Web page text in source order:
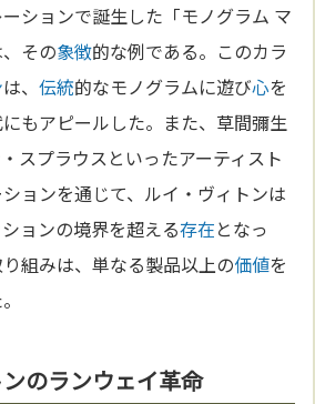
ションで誕生した「モノグラム マ
その象徴的な例である。このカラ
は、伝統的なモノグラムに遊び心を
もアピールした。また、草間彌生
スプラウスといったアーティスト
ョンを通じて、ルイ・ヴィトンは
ョンの境界を超える存在となっ
組みは、単なる製品以上の価値を
のランウェイ革命